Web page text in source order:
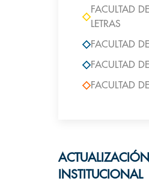
FACULTAD
LETRAS
FACULTAD
FACULTAD
FACULTAD
INSTITUCIONAL